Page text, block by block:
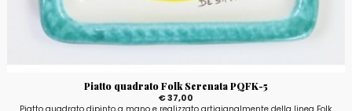
Piatto quadrato Folk Serenata PQFK-5
€ 37,00